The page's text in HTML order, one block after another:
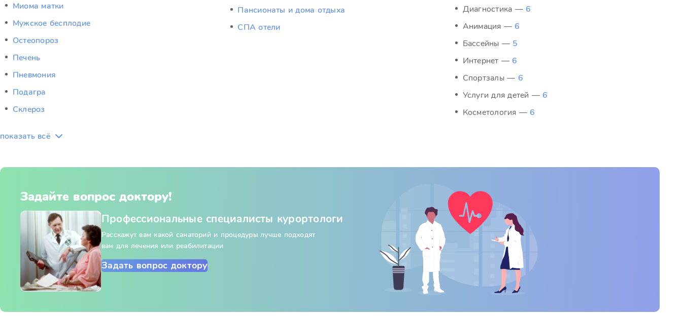
Миома матки
Мужское бесплодие
Остеопороз
Печень
Пневмония
Подагра
Склероз
показать всё
Пансионаты и дома отдыха
СПА отели
Диагностика —6
Анимация —6
Бассейны — 5
Интернет —6
Спортзалы — 6
Услуги для детей —6
Косметология —6
Задайте вопрос доктору!
Профессиональные специалисты курортологи
Расскажут вам какой санаторий и процедуры лучше подходят
вам для лечения или реабилитации
Задать вопрос доктору